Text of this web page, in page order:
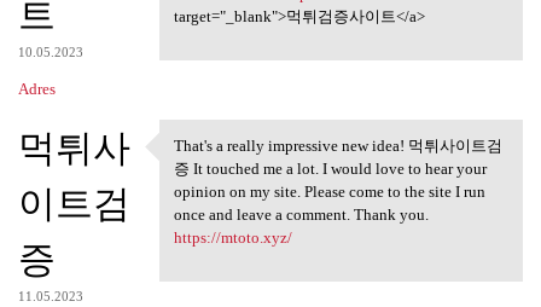
트
10.05.2023
Adres
target="_blank">먹튀검증사이트</a>
먹튀사
이트검
증
11.05.2023
That's a really impressive
That's a really impressive new idea! 먹튀사이트검
증 It touched me a lot. I would love to hear your
opinion on my site. Please come to the site I run
once and leave a comment. Thank you.
https://mtoto.xyz/